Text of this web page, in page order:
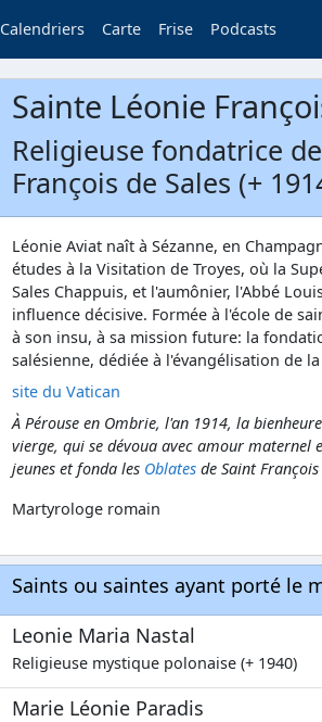
Calendriers Carte Frise Podcasts
Sainte Léonie
Religieuse fondatrice
François de Sales (+
Léonie Aviat naît à Sézanne, en
études à la Visitation de Troyes, où la
Sales Chappuis, et l'aumônier, l'Abbé
influence décisive. Formée à l'école de
à son insu, à sa mission future: la
salésienne, dédiée à l'évangélisation de
site du Vatican
À Pérouse en Ombrie, l'an 1914, la
vierge, qui se dévoua avec amour
jeunes et fonda les Oblates de Saint François
Martyrologe romain
Saints ou saintes ayant porté le
Leonie Maria Nastal
Religieuse mystique polonaise (+ 1940)
Marie Léonie Paradis